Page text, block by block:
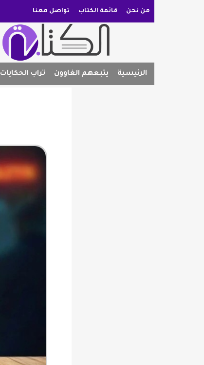
من نحن قائمة الكتاب تواصل معنا
الرئيسية يتبعهم الغاوون تراب الحكايات